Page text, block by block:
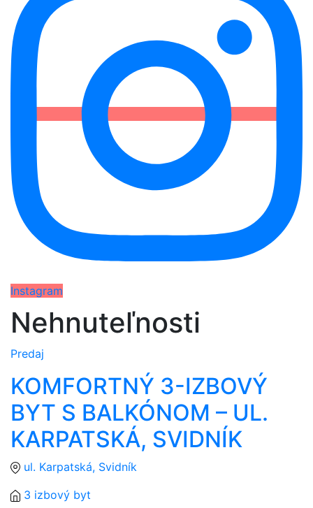
Instagram
Nehnuteľnosti
Predaj
KOMFORTNÝ 3-IZBOVÝ
BYT S BALKÓNOM – UL.
KARPATSKÁ, SVIDNÍK
ul. Karpatská, Svidník
3 izbový byt